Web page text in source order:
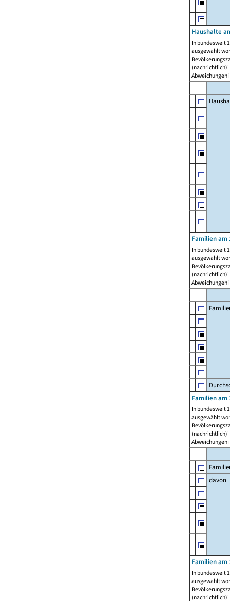
Haushalte
In bundesweit
ausgewählt
Abweichungen
Familien am
In bundesweit
ausgewählt
Abweichungen
Familien am
In bundesweit
ausgewählt
Abweichungen
davon
Familien am
In bundesweit
ausgewählt